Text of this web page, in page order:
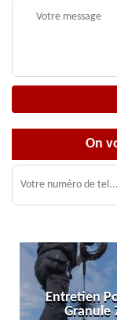
On
Entretien
Granule